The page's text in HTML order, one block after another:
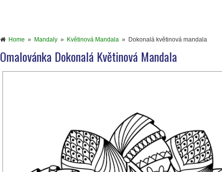
Home » Mandaly » Květinová Mandala » Dokonalá květinová mandala
Omalovánka Dokonalá Květinová Mandala